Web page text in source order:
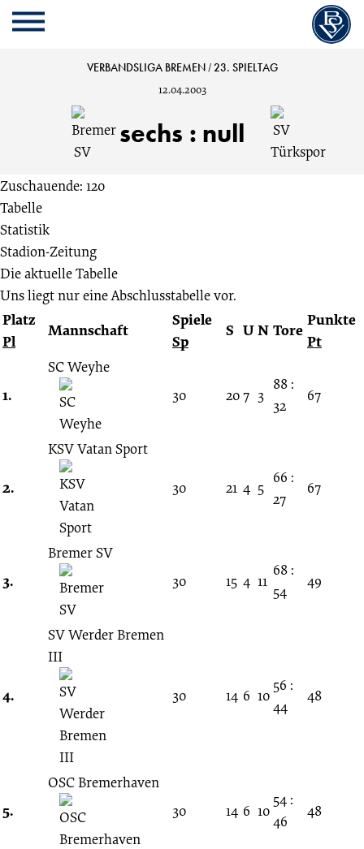
Cookie
Einstellungen
Zum
Inhalt
Cookie
Einstellungen
Kopfbereich
MENU
Bremer
SV
Türkspor
6:0
23.
Spieltag
12.04.2003
2002/2003
(Verbandsliga
Bremen)
VERBANDSLIGA BREMEN /23. SPIELTAG
12.04.2003
sechs : null
Zuschauende: 120
Tabelle
Statistik
Stadion-Zeitung
Die aktuelle Tabelle
Uns liegt nur eine Abschlusstabelle vor.
Platz
Pl
Mannschaft
Spiele
Sp
S U N Tore
Punkte
Pt
1.
SC Weyhe
30
207 3
88 :
32
67
2.
KSV Vatan Sport
30 21 4 5
66 :
27
67
3.
Bremer SV
30
15 4 11
68 :
54
49
4.
SV Werder Bremen
III
30 14 6 10
56 :
44
48
5.
OSC Bremerhaven
30
14 6 10
54 :
46
48